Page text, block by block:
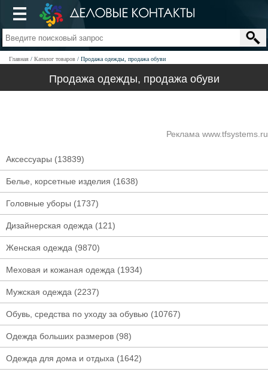
Главная Каталог товаров Продажа одежды, продажа обуви
Продажа одежды, продажа обуви
Реклама www.tfsystems.ru
Аксессуары (13839)
Белье, корсетные изделия (1638)
Головные уборы (1737)
Дизайнерская одежда (121)
Женская одежда (9870)
Меховая и кожаная одежда (1934)
Мужская одежда (2237)
Обувь, средства по уходу за обувью (10767)
Одежда больших размеров (98)
Одежда для дома и отдыха (1642)